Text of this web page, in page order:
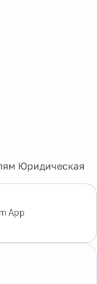
Юридическая
App